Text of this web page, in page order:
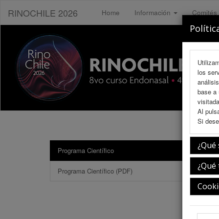
los
base a
Al
Si
¿Qué
RINOCHILE 2026 Home Información Comités
Programa Científico
Programa Científico (PDF)